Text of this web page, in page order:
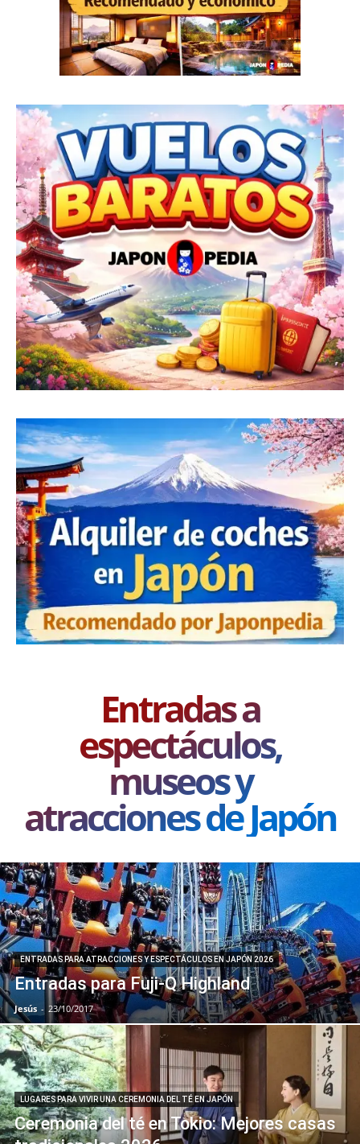
Entradas a
espectáculos,
museos y
atracciones de Japón
ENTRADAS PARA ATRACCIONES Y ESPECTÁCULOS EN JAPÓN 2026
Entradas para Fuji-Q Highland
Jesús - 23/10/2017
LUGARES PARA VIVIR UNA CEREMONIA DEL TÉ EN JAPÓN
Ceremonia del té en Tokio: Mejores casas